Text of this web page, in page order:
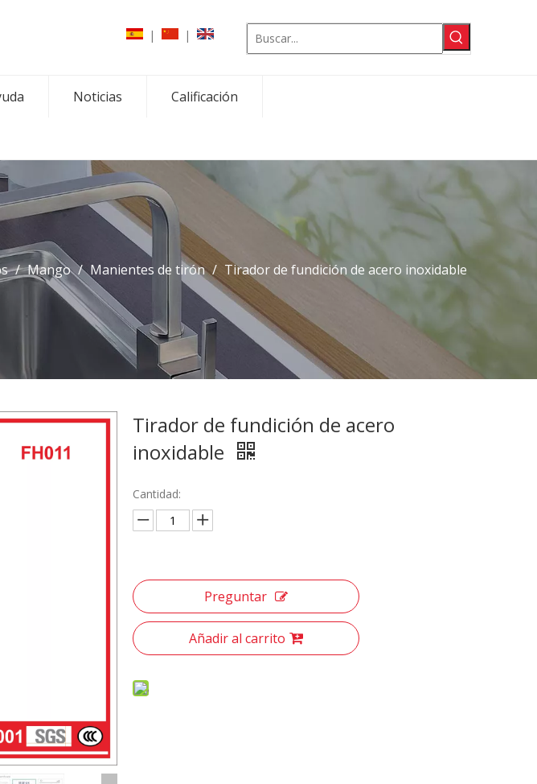
| |
Noticias Calificación
/ Mango / Manientes de tirón / Tirador de fundición de acero inoxidable
Tirador de fundición de acero
inoxidable
Cantidad:
Preguntar
Añadir al carrito